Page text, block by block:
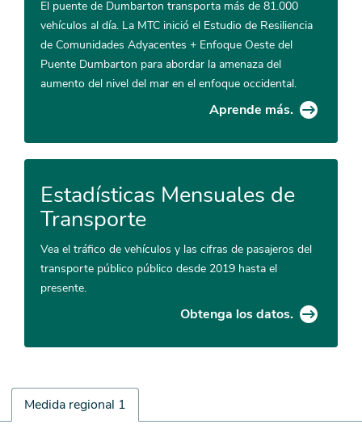
El puente de Dumbarton transporta más de 81.000
vehículos al día. La MTC inició el Estudio de Resiliencia
de Comunidades Adyacentes + Enfoque Oeste del
Puente Dumbarton para abordar la amenaza del
aumento del nivel del mar en el enfoque occidental.
Aprende más.
Estadísticas Mensuales de
Transporte
Vea el tráfico de vehículos y las cifras de pasajeros del
transporte público público desde 2019 hasta el
presente.
Obtenga los datos.
Medida regional 1